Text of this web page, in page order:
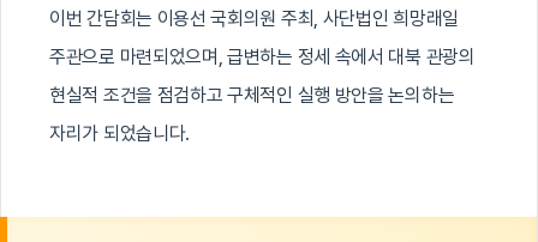
이번 간담회는 이용선 국회의원 주최, 사단법인 희망래일
주관으로 마련되었으며, 급변하는 정세 속에서 대북 관광의
현실적 조건을 점검하고 구체적인 실행 방안을 논의하는
자리가 되었습니다.